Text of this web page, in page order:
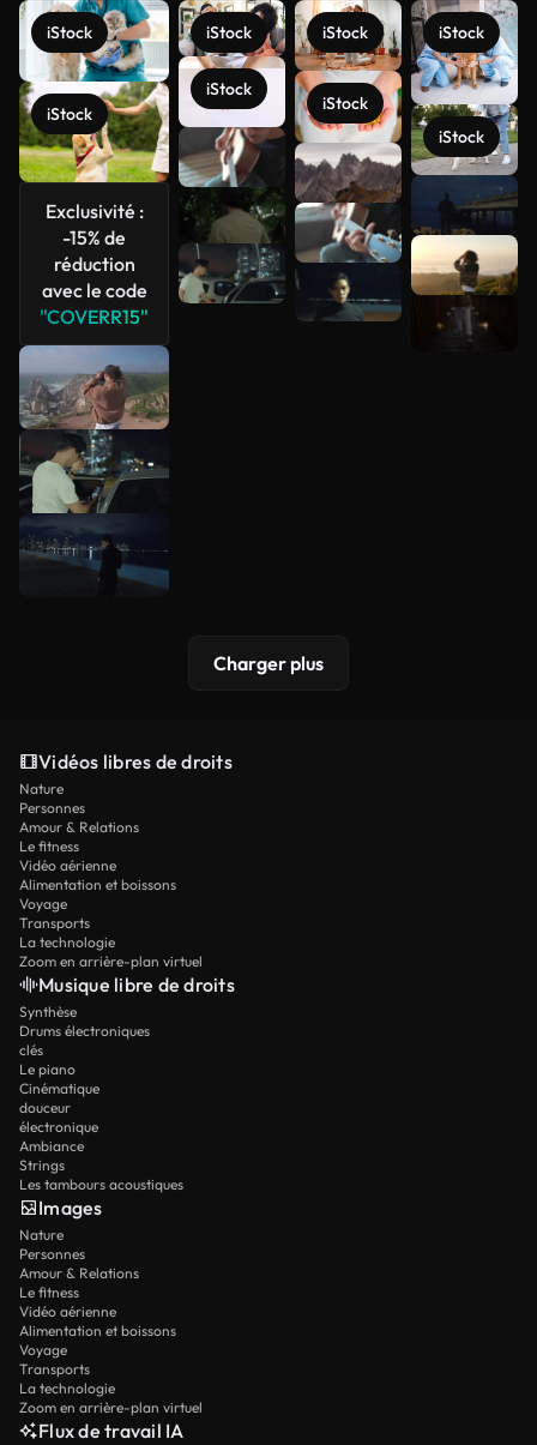
iStock
iStock
Exclusivité :
-15% de
réduction
avec le code
"COVERR15"
iStock
iStock
iStock
iStock
iStock
iStock
Voir plus
Charger plus
Vidéos libres de droits
Nature
Personnes
Amour & Relations
Le fitness
Vidéo aérienne
Alimentation et boissons
Voyage
Transports
La technologie
Zoom en arrière-plan virtuel
Musique libre de droits
Synthèse
Drums électroniques
clés
Le piano
Cinématique
douceur
électronique
Ambiance
Strings
Les tambours acoustiques
Images
Nature
Personnes
Amour & Relations
Le fitness
Vidéo aérienne
Alimentation et boissons
Voyage
Transports
La technologie
Zoom en arrière-plan virtuel
Flux de travail IA